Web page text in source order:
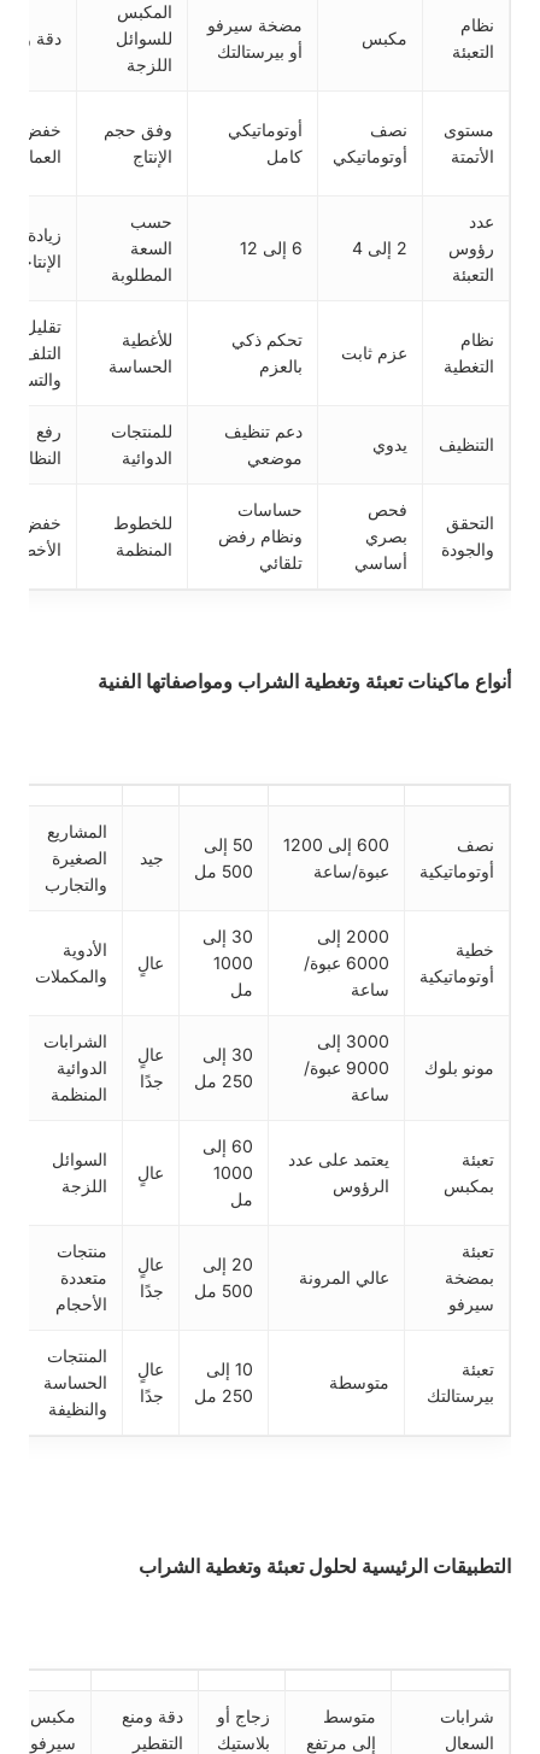
نظام
التعبئة
مكبس
مضخة سيرفو
أو بيرستالتك
المكبس
للسوائل
اللزجة
دقة
مستوى
الأتمتة
نصف
أوتوماتيكي
أوتوماتيكي
كامل
وفق حجم
الإنتاج
خفض
العمالة
عدد
رؤوس
التعبئة
2 إلى 4 6 إلى 12
حسب
السعة
المطلوبة
زيادة
الإنتاجية
نظام
التغطية
عزم ثابت
تحكم ذكي
بالعزم
للأغطية
الحساسة
تقليل
التلف
التنظيف يدوي
دعم تنظيف
موضعي
للمنتجات
الدوائية
رفع
النظافة
التحقق
والجودة
فحص
بصري
أساسي
حساسات
ونظام رفض
تلقائي
للخطوط
المنظمة
خفض
الأخطاء
أنواع ماكينات تعبئة وتغطية الشراب ومواصفاتها الفنية
نصف
أوتوماتيكية
600 إلى 1200
عبوة/ساعة
50 إلى
500 مل
جيد
المشاريع
الصغيرة
والتجارب
خطية
أوتوماتيكية
2000 إلى
6000 عبوة/
ساعة
30 إلى
1000
مل
عالٍ
الأدوية
والمكملات
مونو بلوك
3000 إلى
9000 عبوة/
ساعة
30 إلى
250 مل
عالٍ
جدًا
الشرابات
الدوائية
المنظمة
تعبئة
بمكبس
يعتمد على عدد
الرؤوس
60 إلى
1000
مل
عالٍ
السوائل
اللزجة
تعبئة
بمضخة
سيرفو
عالي المرونة
20 إلى
500 مل
عالٍ
جدًا
منتجات
متعددة
الأحجام
تعبئة
بيرستالتك
متوسطة
10 إلى
250 مل
عالٍ
جدًا
المنتجات
الحساسة
والنظيفة
التطبيقات الرئيسية لحلول تعبئة وتغطية الشراب
شرابات
السعال
متوسط
إلى مرتفع
زجاج أو
بلاستيك
دقة ومنع
التقطير
مكبس أو
سيرفو